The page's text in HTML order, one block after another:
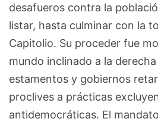
desafueros contra la
listar, hasta culminar con la
Capitolio. Su proceder fue
mundo inclinado a la
estamentos y gobiernos
proclives a prácticas
antidemocráticas. El